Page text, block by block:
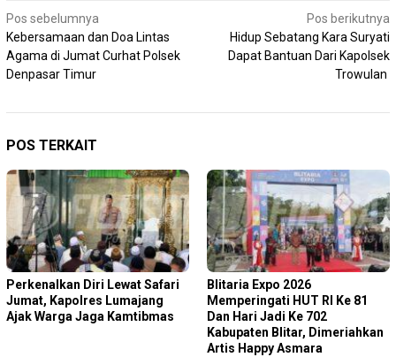
Navigasi
pos
Pos sebelumnya
Kebersamaan dan Doa Lintas
Agama di Jumat Curhat Polsek
Denpasar Timur
Pos berikutnya
Hidup Sebatang Kara Suryati
Dapat Bantuan Dari Kapolsek
Trowulan
POS TERKAIT
Perkenalkan Diri Lewat Safari
Jumat, Kapolres Lumajang
Ajak Warga Jaga Kamtibmas
Blitaria Expo 2026
Memperingati HUT RI Ke 81
Dan Hari Jadi Ke 702
Kabupaten Blitar, Dimeriahkan
Artis Happy Asmara